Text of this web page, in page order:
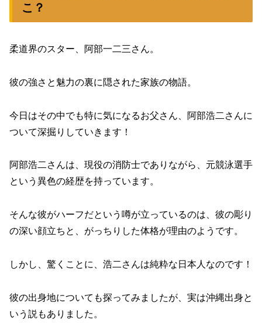
こ？
柔道界のスター、阿部一二三さん。
彼の強さと魅力の裏に隠された家族の物語。
今日はその中でも特に気になるお父さん、阿部浩二さんに
ついて深掘りしていきます！
阿部浩二さんは、現役の消防士でありながら、元競泳選手
という異色の経歴を持っています。
そんな彼がハーフだという噂が立っているのは、彼の彫り
の深い顔立ちと、がっちりした体格が理由のようです。
しかし、驚くことに、浩二さんは純粋な日本人なのです！
彼の出身地についても探ってみましたが、実は沖縄出身と
いう説もありました。